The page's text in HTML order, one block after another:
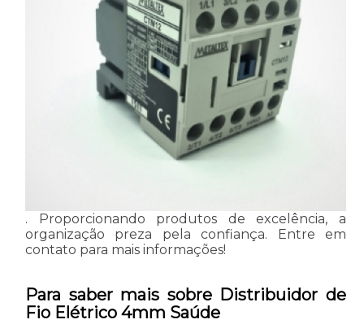
. Proporcionando produtos de excelência, a
organização preza pela confiança. Entre em
contato para mais informações!
Para saber mais sobre Distribuidor de
Fio Elétrico 4mm Saúde